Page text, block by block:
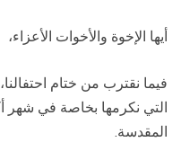
أيها الإخوة والأخوات الأعزاء،
فيما نقترب من ختام
التي نكرمها بخاصة في شهر
المقدسة.